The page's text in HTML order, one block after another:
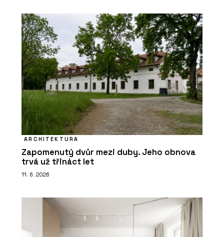
ARCHITEKTURA
Zapomenutý dvůr mezi duby. Jeho obnova
trvá už třináct let
11. 6. 2026